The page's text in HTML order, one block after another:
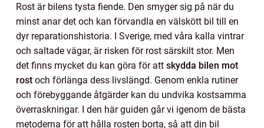
Rost är bilens tysta fiende. Den smyger sig på när du
minst anar det och kan förvandla en välskött bil till en
dyr reparationshistoria. I Sverige, med våra kalla vintrar
och saltade vägar, är risken för rost särskilt stor. Men
det finns mycket du kan göra för att skydda bilen mot
rost och förlänga dess livslängd. Genom enkla rutiner
och förebyggande åtgärder kan du undvika kostsamma
överraskningar. I den här guiden går vi igenom de bästa
metoderna för att hålla rosten borta, så att din bil